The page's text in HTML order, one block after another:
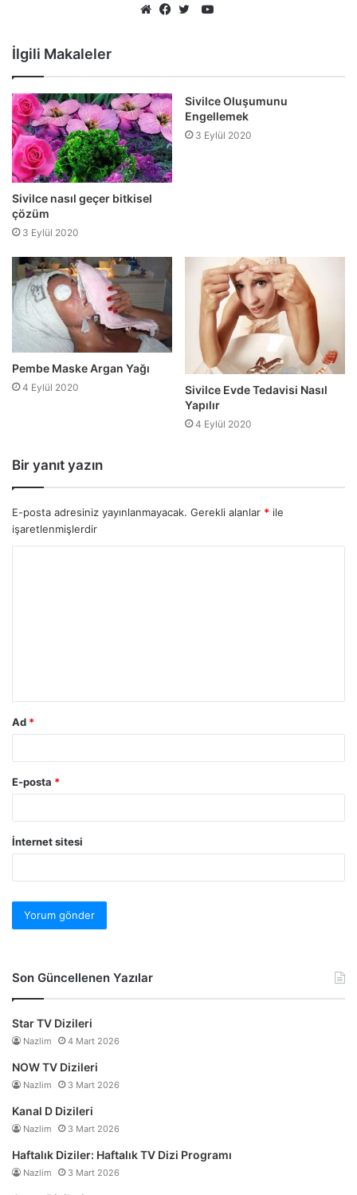
YouTube
İlgili Makaleler
Sivilce nasıl geçer bitkisel
çözüm
3 Eylül 2020
Sivilce Oluşumunu
Engellemek
3 Eylül 2020
Pembe Maske Argan Yağı
4 Eylül 2020
Sivilce Evde Tedavisi Nasıl
Yapılır
4 Eylül 2020
Bir yanıt yazın
E-posta adresiniz yayınlanmayacak. Gerekli alanlar * ile
işaretlenmişlerdir
Ad *
E-posta *
İnternet sitesi
Son Güncellenen Yazılar
Star TV Dizileri
Nazlim 4 Mart 2026
NOW TV Dizileri
Nazlim 3 Mart 2026
Kanal D Dizileri
Nazlim 3 Mart 2026
Haftalık Diziler: Haftalık TV Dizi Programı
Nazlim 3 Mart 2026